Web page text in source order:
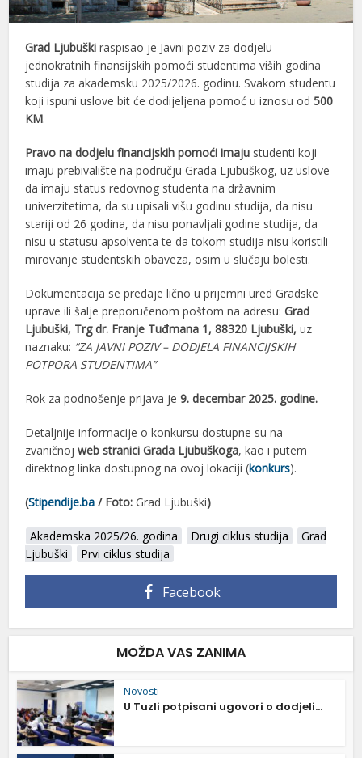
Grad Ljubuški raspisao je Javni poziv za dodjelu
jednokratnih finansijskih pomoći studentima viših godina
studija za akademsku 2025/2026. godinu. Svakom studentu
koji ispuni uslove bit će dodijeljena pomoć u iznosu od500
KM.
Pravo na dodjelu financijskih pomoći imaju studenti koji
imaju prebivalište na području Grada Ljubuškog, uz uslove
da imaju status redovnog studenta na državnim
univerzitetima, da su upisali višu godinu studija, da nisu
stariji od 26 godina, da nisu ponavljali godine studija, da
nisu u statusu apsolventa te da tokom studija nisu koristili
mirovanje studentskih obaveza, osim u slučaju bolesti.
Dokumentacija se predaje lično u prijemni ured Gradske
uprave ili šalje preporučenom poštom na adresu:Grad
Ljubuški, Trg dr. Franje Tuđmana 1, 88320 Ljubuški,uz
naznaku: “ZA JAVNI POZIV – DODJELA FINANCIJSKIH
POTPORA STUDENTIMA”
Rok za podnošenje prijava je 9. decembar 2025. godine.
Detaljnije informacije o konkursu dostupne su na
zvaničnojweb stranici Grada Ljubuškoga, kao i putem
direktnog linka dostupnog na ovoj lokaciji (konkurs).
(Stipendije.ba / Foto:Grad Ljubuški)
Akademska 2025/26. godina Drugi ciklus studija
Grad
Ljubuški
Prvi ciklus studija
Facebook
MOŽDA VAS ZANIMA
Novosti
U Tuzli potpisani ugovori o dodjeli...